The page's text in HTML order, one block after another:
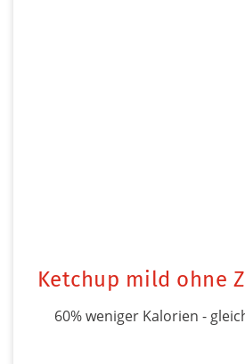
Ketchup mild ohne
60% weniger Kalorien -